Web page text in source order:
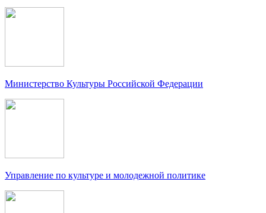
Министерство Культуры Российской Федерации
Управление по культуре и молодежной политике